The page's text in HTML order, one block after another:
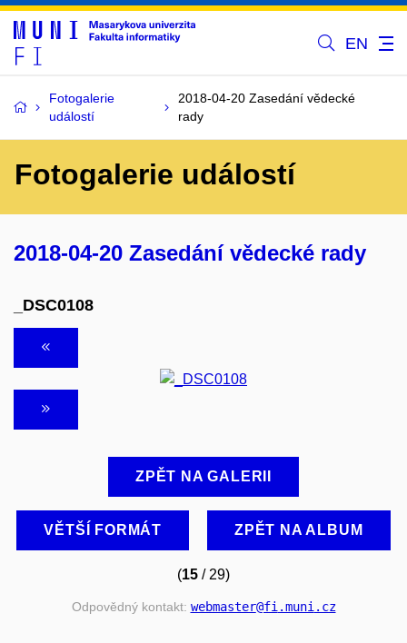
EN
Fotogalerie
událostí
2018-04-20 Zasedání vědecké
rady
Fotogalerie událostí
2018-04-20 Zasedání vědecké rady
_DSC0108
ZPĚT NA GALERII
VĚTŠÍ FORMÁT ZPĚT NA ALBUM
(15 / 29)
Odpovědný kontakt: webmaster@fi.muni.cz